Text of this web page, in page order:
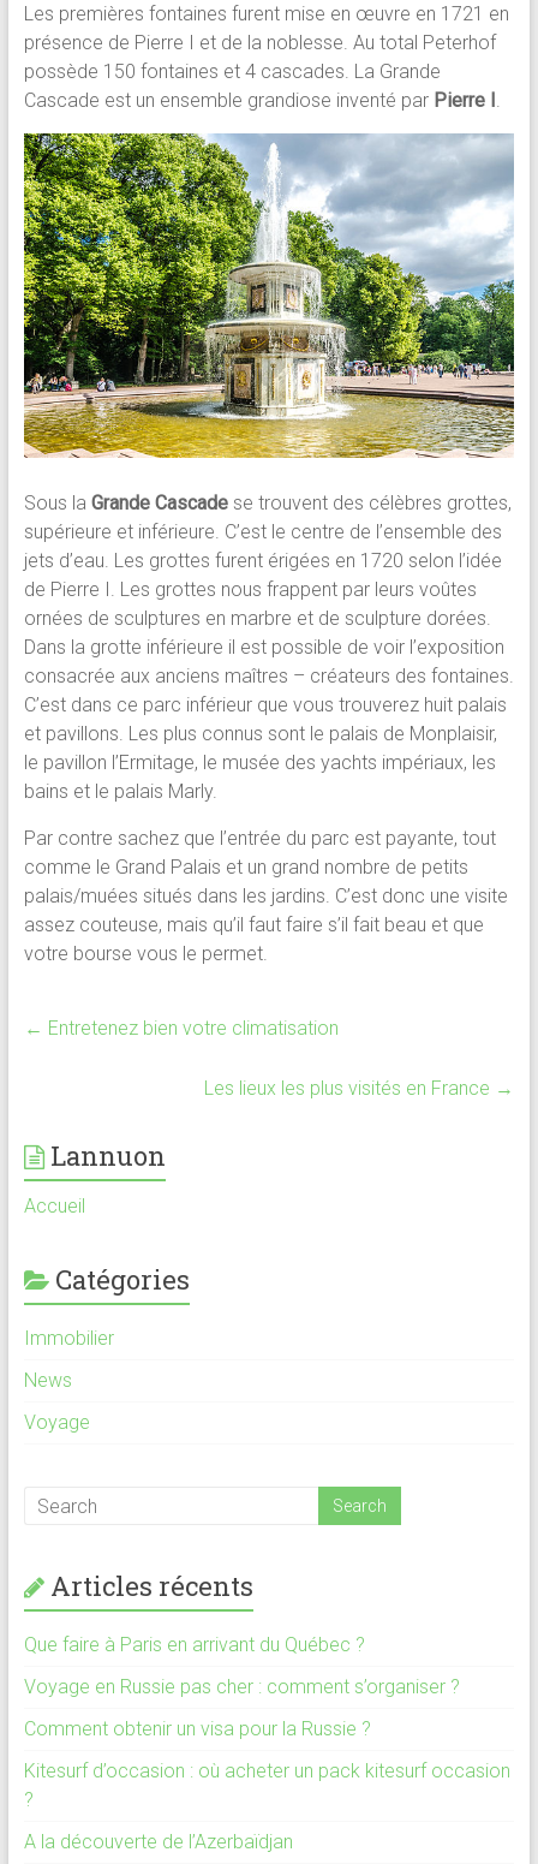
Les premières fontaines furent mise en œuvre en 1721 en
présence de Pierre I et de la noblesse. Au total Peterhof
possède 150 fontaines et 4 cascades. La Grande
Cascade est un ensemble grandiose inventé par Pierre I
Sous la Grande Cascadese trouvent des célèbres grottes,
supérieure et inférieure. C’est le centre de l’ensemble des
jets d’eau. Les grottes furent érigées en 1720 selon l’idée
de Pierre I. Les grottes nous frappent par leurs voûtes
ornées de sculptures en marbre et de sculpture dorées.
Dans la grotte inférieure il est possible de voir l’exposition
consacrée aux anciens maîtres – créateurs des fontaines.
C’est dans ce parc inférieur que vous trouverez huit palais
et pavillons. Les plus connus sont le palais de Monplaisir,
le pavillon l’Ermitage, le musée des yachts impériaux, les
bains et le palais Marly.
Par contre sachez que l’entrée du parc est payante, tout
comme le Grand Palais et un grand nombre de petits
palais/muées situés dans les jardins. C’est donc une visite
assez couteuse, mais qu’il faut faire s’il fait beau et que
votre bourse vous le permet.
← Entretenez bien votre climatisation
Les lieux les plus visités en France →
Lannuon
Accueil
Catégories
Immobilier
News
Voyage
Articles récents
Que faire à Paris en arrivant du Québec ?
Voyage en Russie pas cher : comment s’organiser ?
Comment obtenir un visa pour la Russie ?
Kitesurf d’occasion : où acheter un pack kitesurf occasion
?
A la découverte de l’Azerbaïdjan